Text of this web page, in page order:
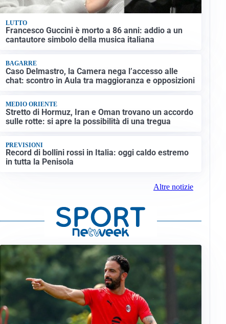
LUTTO
Francesco Guccini è morto a 86 anni: addio a un
cantautore simbolo della musica italiana
BAGARRE
Caso Delmastro, la Camera nega l’accesso alle
chat: scontro in Aula tra maggioranza e opposizioni
MEDIO ORIENTE
Stretto di Hormuz, Iran e Oman trovano un accordo
sulle rotte: si apre la possibilità di una tregua
PREVISIONI
Record di bollini rossi in Italia: oggi caldo estremo
in tutta la Penisola
Altre notizie